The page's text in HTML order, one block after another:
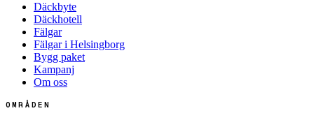
Däckbyte
Däckhotell
Fälgar
Fälgar i Helsingborg
Bygg paket
Kampanj
Om oss
OMRÅDEN